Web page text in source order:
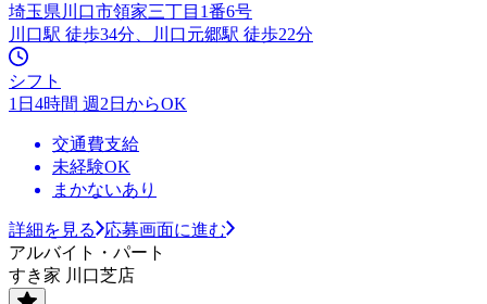
埼玉県川口市領家三丁目1番6号
川口駅 徒歩34分、川口元郷駅 徒歩22分
シフト
1日4時間 週2日からOK
交通費支給
未経験OK
まかないあり
詳細を見る
応募画面に進む
アルバイト・パート
すき家 川口芝店